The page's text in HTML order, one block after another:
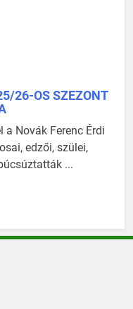
26-OS SZEZONT
Novák Ferenc Érdi
edzői, szülei,
...